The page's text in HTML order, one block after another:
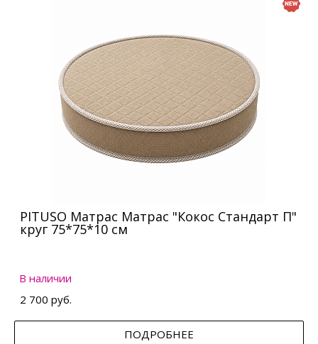
PITUSO Матрас Матрас "Кокос Стандарт П"
круг 75*75*10 см
В наличии
2 700 руб.
ПОДРОБНЕЕ